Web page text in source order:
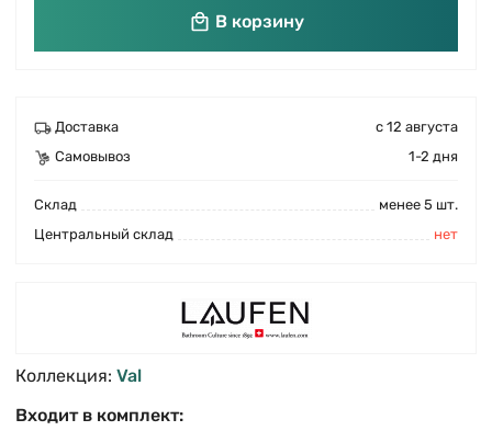
В корзину
Доставка
с 12 августа
Самовывоз
1-2 дня
Cклад
менее 5 шт.
Центральный склад
нет
Коллекция: Val
Входит в комплект: